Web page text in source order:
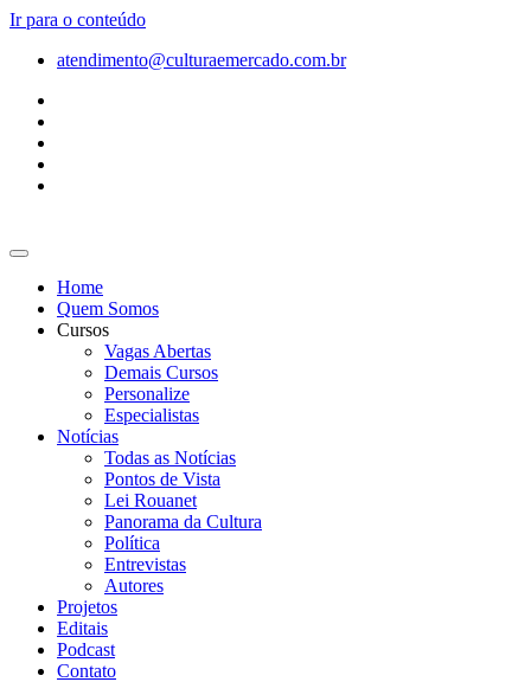
Ir para o conteúdo
atendimento@culturaemercado.com.br
Home
Quem Somos
Cursos
Vagas Abertas
Demais Cursos
Personalize
Especialistas
Notícias
Todas as Notícias
Pontos de Vista
Lei Rouanet
Panorama da Cultura
Política
Entrevistas
Autores
Projetos
Editais
Podcast
Contato